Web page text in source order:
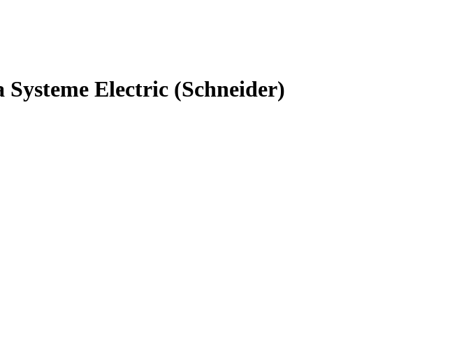
Systeme Electric (Schneider)